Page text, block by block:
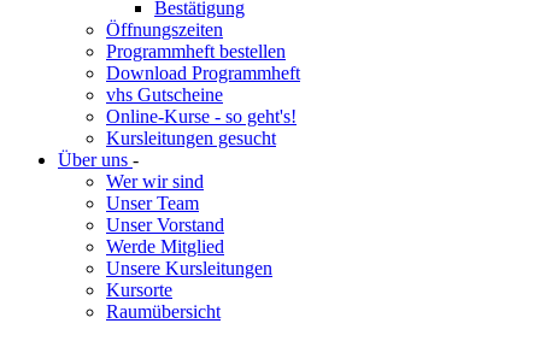
Bestätigung
Öffnungszeiten
Programmheft bestellen
Download Programmheft
vhs Gutscheine
Online-Kurse - so geht's!
Kursleitungen gesucht
Über uns -
Wer wir sind
Unser Team
Unser Vorstand
Werde Mitglied
Unsere Kursleitungen
Kursorte
Raumübersicht